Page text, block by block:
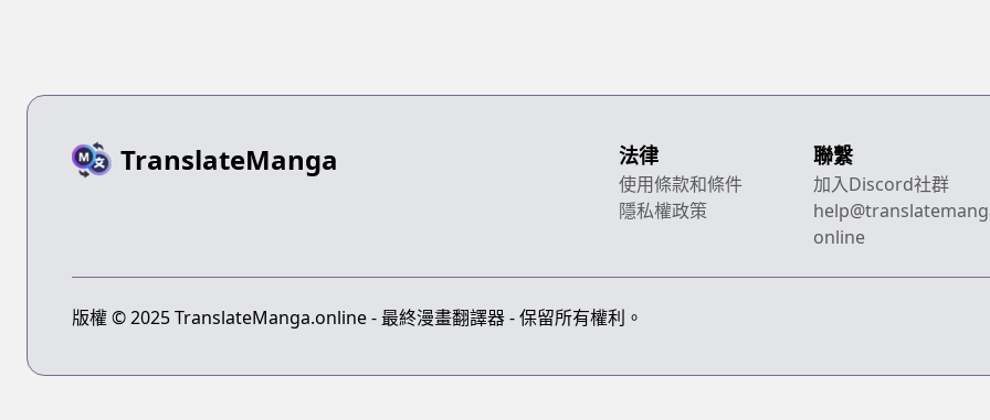
TranslateManga 法律
使用條款和條件
隱私權政策
聯繫
加入Discord社群
online
版權 © 2025 TranslateManga.online - 最終漫畫翻譯器 - 保留所有權利。